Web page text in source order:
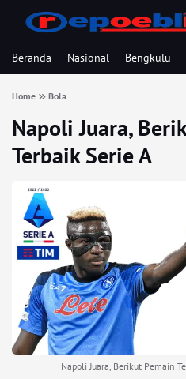
Beranda Nasional Bengkulu
Home Bola
Napoli Juara,
Terbaik Serie A
Napoli Juara, Berikut Pemain